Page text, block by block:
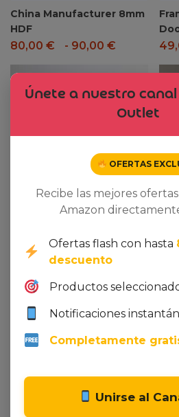
China Manufacturer 8mm
HDF
80,00 € - 90,00 €
Seleccionar opciones
The Vintage Advantage
10,00 € - 25,00€
Únete a nuestro
Outlet
OFERTAS
Recibe las mejores
Amazon
Ofertas flash con hasta
descuento
Productos
Notificaciones
Completamente
Unirse al